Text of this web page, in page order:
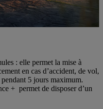
: elle permet la mise à
en cas d’accident, de vol,
5 jours maximum.
+ permet de disposer d’un